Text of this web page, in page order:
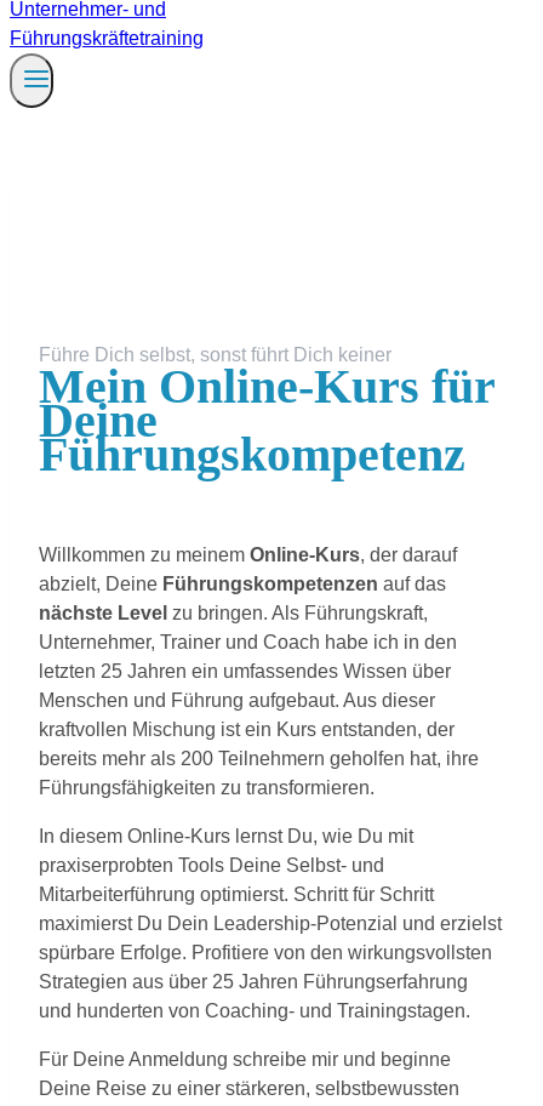
Führe Dich selbst, sonst führt Dich keiner
Mein Online-Kurs für
Deine
Führungskompetenz
Willkommen zu meinem Online-Kurs, der darauf
abzielt, Deine Führungskompetenzen auf das
nächste Level zu bringen. Als Führungskraft,
Unternehmer, Trainer und Coach habe ich in den
letzten 25 Jahren ein umfassendes Wissen über
Menschen und Führung aufgebaut. Aus dieser
kraftvollen Mischung ist ein Kurs entstanden, der
bereits mehr als 200 Teilnehmern geholfen hat, ihre
Führungsfähigkeiten zu transformieren.
In diesem Online-Kurs lernst Du, wie Du mit
praxiserprobten Tools Deine Selbst- und
Mitarbeiterführung optimierst. Schritt für Schritt
maximierst Du Dein Leadership-Potenzial und erzielst
spürbare Erfolge. Profitiere von den wirkungsvollsten
Strategien aus über 25 Jahren Führungserfahrung
und hunderten von Coaching- und Trainingstagen.
Für Deine Anmeldung schreibe mir und beginne
Deine Reise zu einer stärkeren, selbstbewussten